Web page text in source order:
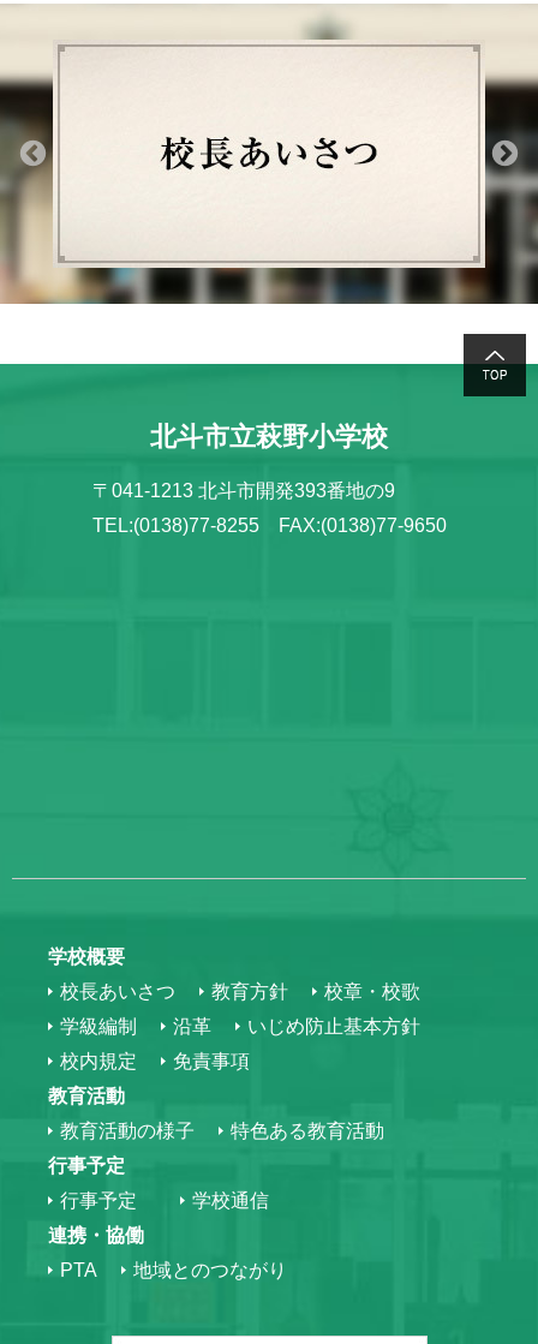
北斗市立萩野小学校
〒041-1213 北斗市開発393番地の9
TEL:(0138)77-8255 FAX:(0138)77-9650
学校概要
校長あいさつ
教育方針
校章・校歌
学級編制
沿革
いじめ防止基本方針
校内規定
免責事項
教育活動
教育活動の様子
特色ある教育活動
行事予定
行事予定
学校通信
連携・協働
PTA
地域とのつながり